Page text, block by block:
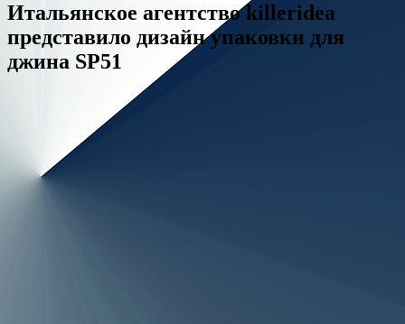
Итальянское агентство killeridea
представило дизайн упаковки для
джина SP51